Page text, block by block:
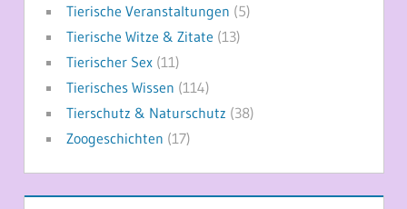
Tierische Veranstaltungen (5)
Tierische Witze & Zitate (13)
Tierischer Sex(11)
Tierisches Wissen (114)
Tierschutz & Naturschutz (38)
Zoogeschichten (17)